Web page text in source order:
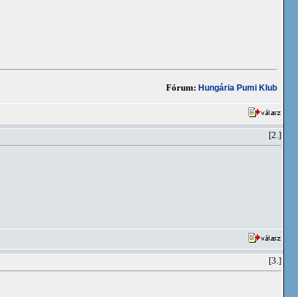
Fórum: Hungária Pumi Klub
[2.]
[3.]